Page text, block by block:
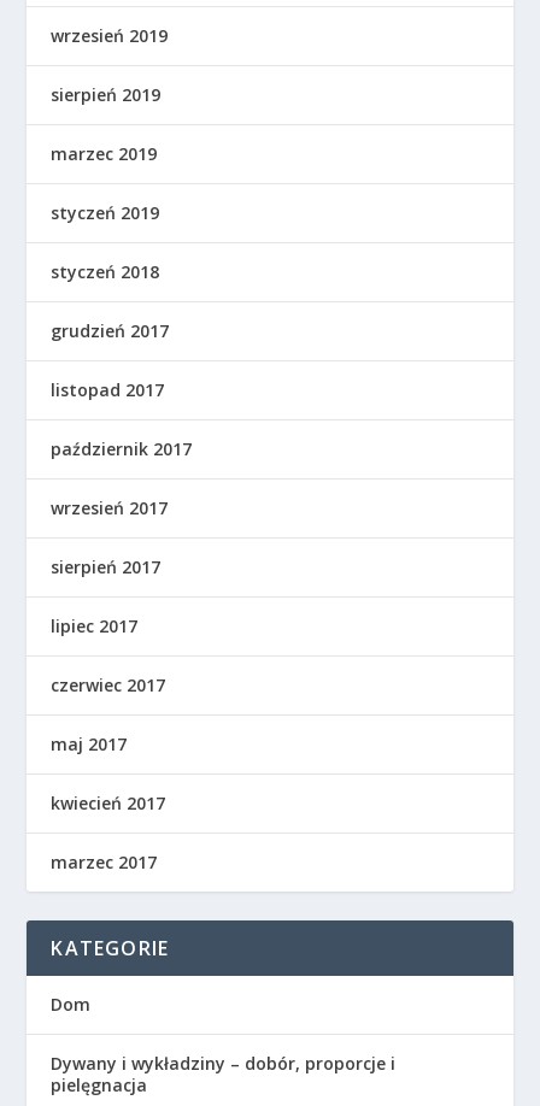
wrzesień 2019
sierpień 2019
marzec 2019
styczeń 2019
styczeń 2018
grudzień 2017
listopad 2017
październik 2017
wrzesień 2017
sierpień 2017
lipiec 2017
czerwiec 2017
maj 2017
kwiecień 2017
marzec 2017
KATEGORIE
Dom
Dywany i wykładziny – dobór, proporcje i
pielęgnacja